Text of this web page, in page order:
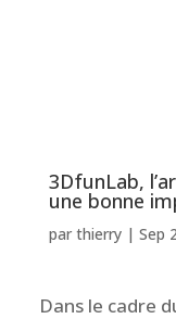
3DfunLab,
une bonne
par thierry| Sep
Dans le cadre